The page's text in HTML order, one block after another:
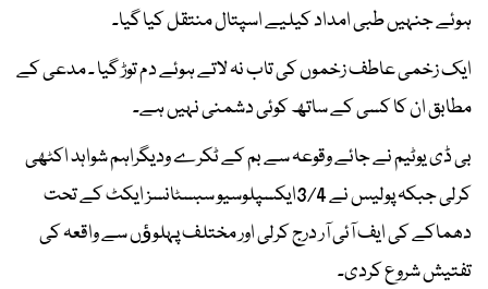
ہوئے جنہیں طبی امداد کیلیے اسپتال منتقل کیا گیا۔
ایک زخمی عاطف زخموں کی تاب نہ لاتے ہوئے دم توڑ گیا ۔ مدعی کے
مطابق ان کا کسی کے ساتھ کوئی دشمنی نہیں ہے۔
بی ڈی یوٹیم نے جائے وقوعہ سے بم کے ٹکرے ودیگراہم شواہد اکٹھی
کرلی جبکہ پولیس نے 3/4ایکسپلوسیو سبسٹانسز ایکٹ کے تحت
دھماکے کی ایف آئی آر درج کرلی اور مختلف پہلوﺅں سے واقعہ کی
تفتیش شروع کردی۔